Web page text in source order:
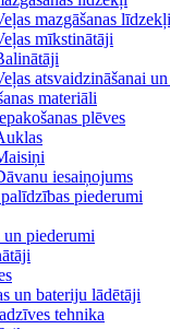
mazgāšanas līdzekļi
mīkstinātāji
atsvaidzināšanai
materiāli
plēves
iesaiņojums
piederumi
piederumi
un bateriju lādētāji
tehnika